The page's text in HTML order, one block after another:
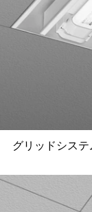
グリッドシス